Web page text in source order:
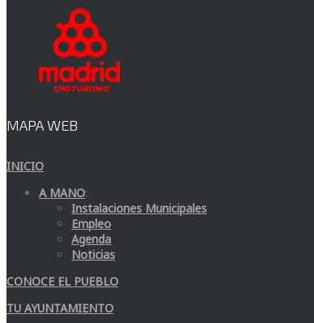
MAPA WEB
INICIO
A MANO:
Instalaciones Municipales
Empleo
Agenda
Noticias
CONOCE EL PUEBLO
TU AYUNTAMIENTO